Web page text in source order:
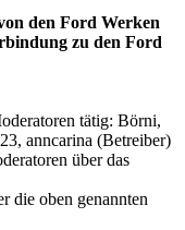
den Ford Werken
zu den Ford
tätig: Börni,
anncarina (Betreiber)
über das
die oben genannten